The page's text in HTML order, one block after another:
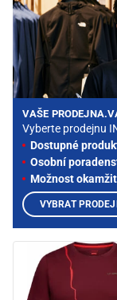
VAŠE
Vyberte prodejnu
Dostupné
Osobní
Možnost